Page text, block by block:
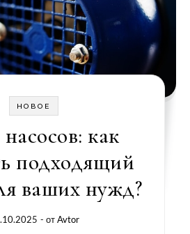
НОВОЕ
как
подходящий
ваших нужд?
- отAvtor